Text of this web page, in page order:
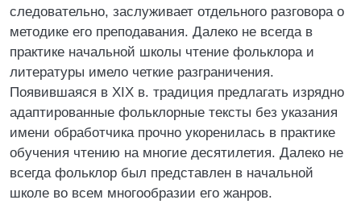
следовательно, заслуживает отдельного разговора о
методике его преподавания. Далеко не всегда в
практике начальной школы чтение фольклора и
литературы имело четкие разграничения.
Появившаяся в XIX в. традиция предлагать изрядно
адаптированные фольклорные тексты без указания
имени обработчика прочно укоренилась в практике
обучения чтению на многие десятилетия. Далеко не
всегда фольклор был представлен в начальной
школе во всем многообразии его жанров.